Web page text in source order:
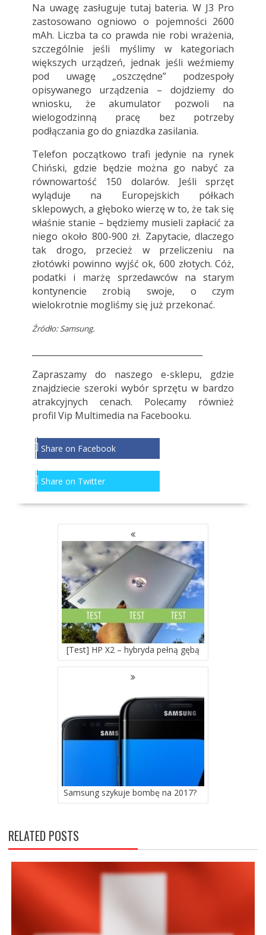
Na uwagę zasługuje tutaj bateria. W J3 Pro
zastosowano ogniowo o pojemności 2600
mAh. Liczba ta co prawda nie robi wrażenia,
szczególnie jeśli myślimy w kategoriach
większych urządzeń, jednak jeśli weźmiemy
pod uwagę „oszczędne” podzespoły
opisywanego urządzenia – dojdziemy do
wniosku, że akumulator pozwoli na
wielogodzinną pracę bez potrzeby
podłączania go do gniazdka zasilania.
Telefon początkowo trafi jedynie na rynek
Chiński, gdzie będzie można go nabyć za
równowartość 150 dolarów. Jeśli sprzęt
wyląduje na Europejskich półkach
sklepowych, a głęboko wierzę w to, że tak się
właśnie stanie – będziemy musieli zapłacić za
niego około 800-900 zł. Zapytacie, dlaczego
tak drogo, przecież w przeliczeniu na
złotówki powinno wyjść ok, 600 złotych. Cóż,
podatki i marżę sprzedawców na starym
kontynencie zrobią swoje, o czym
wielokrotnie mogliśmy się już przekonać.
Źródło: Samsung.
Zapraszamy do naszego e-sklepu, gdzie
znajdziecie szeroki wybór sprzętu w bardzo
atrakcyjnych cenach. Polecamy również
profil Vip Multimedia na Facebooku.
Share on Facebook
Share on Twitter
NAWIGACJA
[Test] HP X2 – hybryda pełną gębą
Samsung szykuje bombę na 2017?
RELATED POSTS